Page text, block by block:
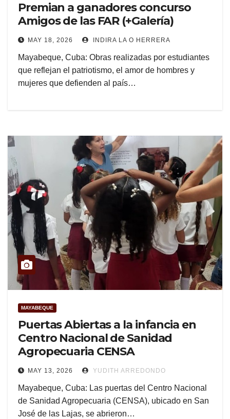
Premian a ganadores concurso
Amigos de las FAR (+Galería)
MAY 18, 2026 INDIRA LA O HERRERA
Mayabeque, Cuba: Obras realizadas por estudiantes
que reflejan el patriotismo, el amor de hombres y
mujeres que defienden al país…
MAYABEQUE
Puertas Abiertas a la infancia en
Centro Nacional de Sanidad
Agropecuaria CENSA
MAY 13, 2026 YUDITH ARREDONDO
Mayabeque, Cuba: Las puertas del Centro Nacional
de Sanidad Agropecuaria (CENSA), ubicado en San
José de las Lajas, se abrieron…